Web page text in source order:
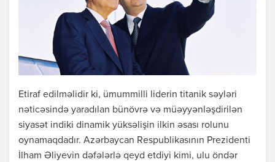
Etiraf edilməlidir ki, ümummilli liderin titanik səyləri
nəticəsində yaradılan bünövrə və müəyyənləşdirilən
siyasət indiki dinamik yüksəlişin ilkin əsası rolunu
oynamaqdadır. Azərbaycan Respublikasının Prezidenti
İlham Əliyevin dəfələrlə qeyd etdiyi kimi, ulu öndər